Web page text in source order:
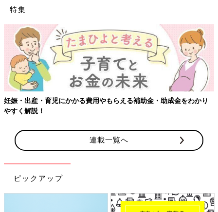
特集
出産・育児にかかる費用やもらえる補助金・助成金をわかり
解説！
【ワ
連載一覧へ
ピックアップ